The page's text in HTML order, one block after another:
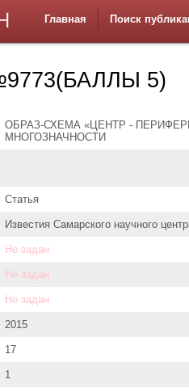
Главная Поиск
5)
ОБРАЗ-СХЕМА «ЦЕНТР -
МНОГОЗНАЧНОСТИ
Статья
Известия Самарского научного
Не задан
Не задан
Не задан
2015
17
1